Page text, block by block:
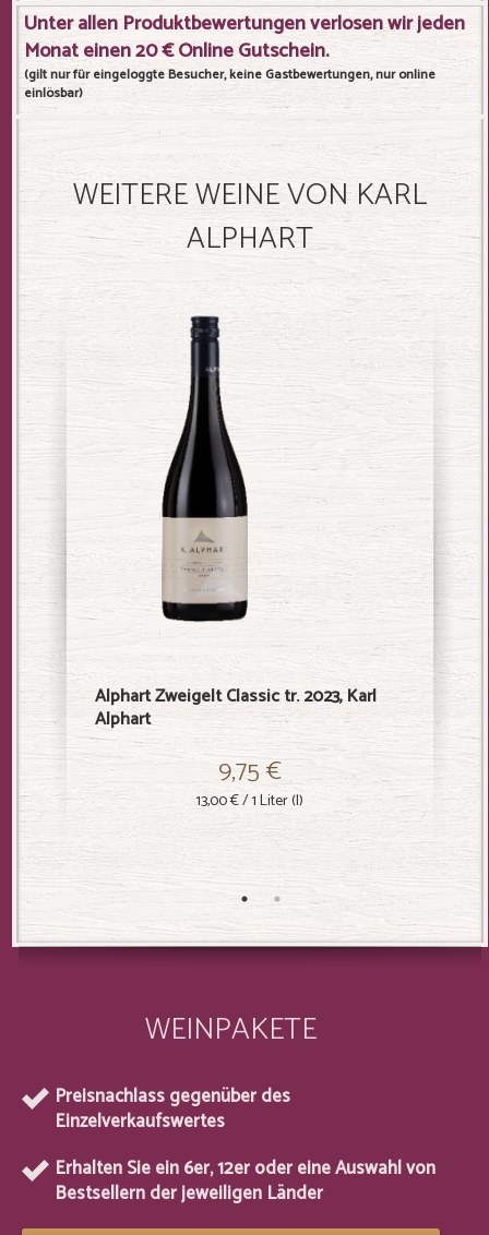
Unter allen Produktbewertungen verlosen wir jeden
Monat einen 20 € Online Gutschein.
(gilt nur für eingeloggte Besucher, keine Gastbewertungen, nur online
einlösbar)
WEITERE WEINE VON KARL
ALPHART
Alphart Zweigelt Classic tr. 2023, Karl
Alphart
9,75 €
13,00 €/ 1 Liter (l)
Alphart
WEINPAKETE
Preisnachlass gegenüber des
Einzelverkaufswertes
Erhalten Sie ein 6er, 12er oder eine Auswahl von
Bestsellern der jeweiligen Länder